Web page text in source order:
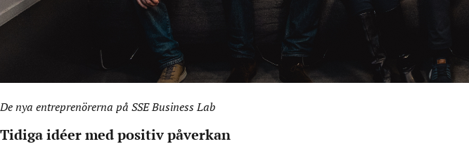
De nya entreprenörerna på SSE Business Lab
Tidiga idéer med positiv påverkan